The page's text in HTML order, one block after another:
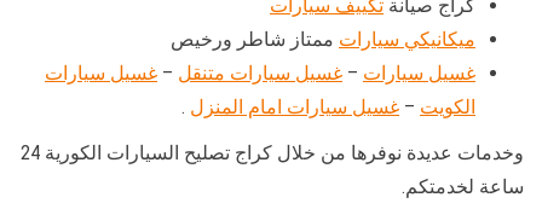
كراج صيانة تكييف سيارات
ميكانيكي سيارات ممتاز شاطر ورخيص
غسيل سيارات – غسيل سيارات متنقل – غسيل سيارات
الكويت – غسيل سيارات امام المنزل .
وخدمات عديدة نوفرها من خلال كراج تصليح السيارات الكورية 24
ساعة لخدمتكم.